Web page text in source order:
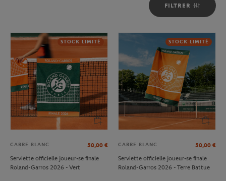
FILTRER
STOCK LIMITÉ
CARRE BLANC 50,00 €
Serviette officielle joueur•se finale
Roland-Garros 2026 - Vert
STOCK LIMITÉ
CARRE BLANC 50,00 €
Serviette officielle joueur•se finale
Roland-Garros 2026 - Terre Battue